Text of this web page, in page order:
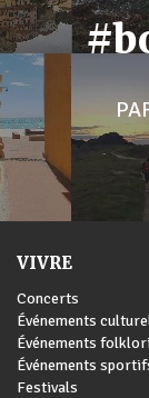
VIVRE
Concerts
Événements
Événements
Événements
Festivals